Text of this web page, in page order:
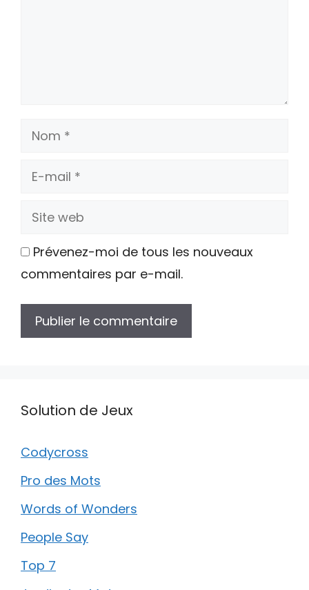
Nom
E-
Site
Prévenez-moi de tous les nouveaux
commentaires par e-mail.
Solution de Jeux
Codycross
Pro des Mots
Words of Wonders
People Say
Top 7